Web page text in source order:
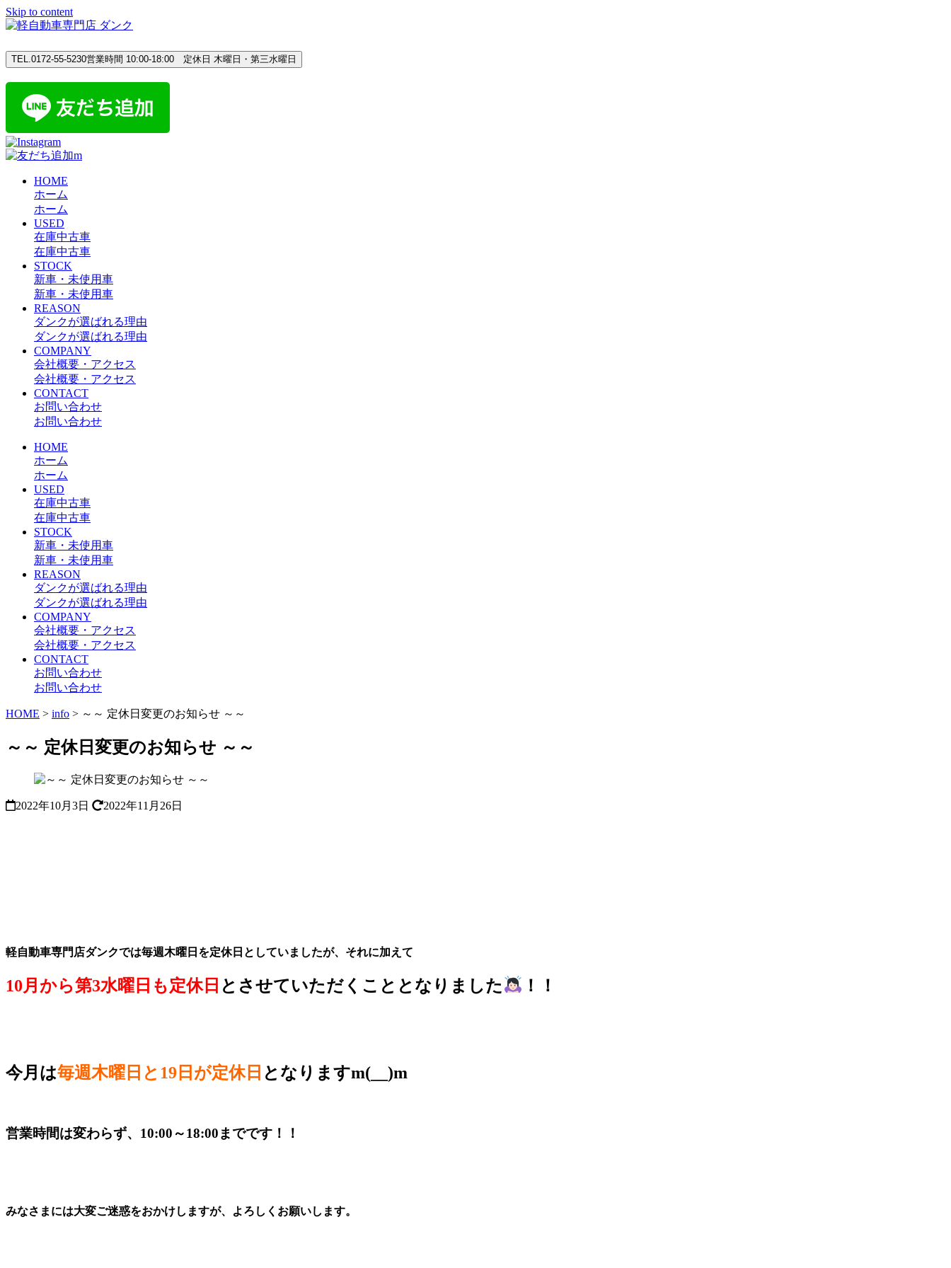
Skip to content
TEL.0172-55-5230営業時間 10:00-18:00 定休日 木曜日・第三水曜日
HOME
ホーム
ホーム
USED
在庫中古車
在庫中古車
STOCK
新車・未使用車
新車・未使用車
REASON
ダンクが選ばれる理由
ダンクが選ばれる理由
COMPANY
会社概要・アクセス
会社概要・アクセス
CONTACT
お問い合わせ
お問い合わせ
HOME
ホーム
ホーム
USED
在庫中古車
在庫中古車
STOCK
新車・未使用車
新車・未使用車
REASON
ダンクが選ばれる理由
ダンクが選ばれる理由
COMPANY
会社概要・アクセス
会社概要・アクセス
CONTACT
お問い合わせ
お問い合わせ
HOME > info > ～～ 定休日変更のお知らせ ～～
～～ 定休日変更のお知らせ ～～
2022年10月3日 2022年11月26日
軽自動車専門店ダンクでは毎週木曜日を定休日としていましたが、それに加えて
10月から第3水曜日も定休日 とさせていただくこととなりました ！！
今月は毎週木曜日と19日が定休日 となりますm(__)m
営業時間は変わらず、10:00～18:00までです！！
みなさまには大変ご迷惑をおかけしますが、よろしくお願いします。